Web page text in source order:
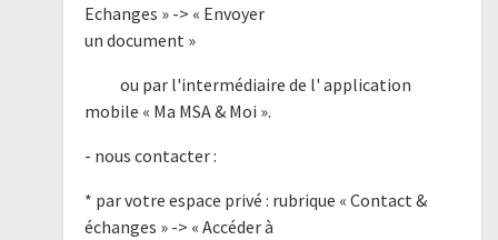
Echanges » -> « Envoyer
un document »
ou par l'intermédiaire de l' application
mobile « Ma MSA & Moi ».
- nous contacter :
* par votre espace privé : rubrique « Contact &
échanges » -> « Accéder à